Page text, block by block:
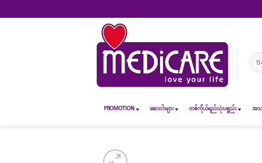
to
for:
PROMOTION ဆေး၀ါးများ တစ်ကိုယ်ရည်သုံးပစ္စည်း အသ